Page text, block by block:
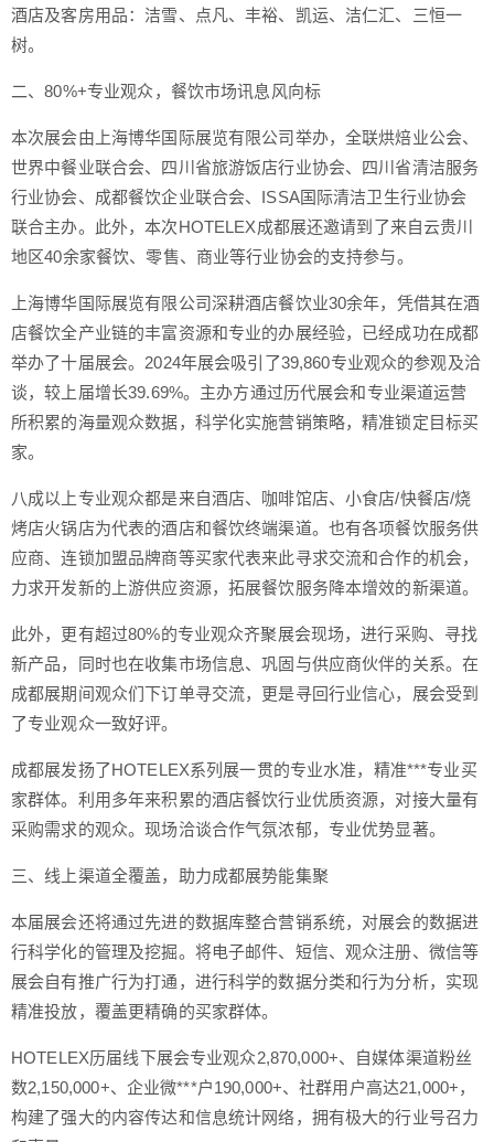
酒店及客房用品：洁雪、点凡、丰裕、凯运、洁仁汇、三恒一
树。
二、80%+专业观众，餐饮市场讯息风向标
本次展会由上海博华国际展览有限公司举办，全联烘焙业公会、
世界中餐业联合会、四川省旅游饭店行业协会、四川省清洁服务
行业协会、成都餐饮企业联合会、ISSA国际清洁卫生行业协会
联合主办。此外，本次HOTELEX成都展还邀请到了来自云贵川
地区40余家餐饮、零售、商业等行业协会的支持参与。
上海博华国际展览有限公司深耕酒店餐饮业30余年，凭借其在酒
店餐饮全产业链的丰富资源和专业的办展经验，已经成功在成都
举办了十届展会。2024年展会吸引了39,860专业观众的参观及洽
谈，较上届增长39.69%。主办方通过历代展会和专业渠道运营
所积累的海量观众数据，科学化实施营销策略，精准锁定目标买
家。
八成以上专业观众都是来自酒店、咖啡馆店、小食店/快餐店/烧
烤店火锅店为代表的酒店和餐饮终端渠道。也有各项餐饮服务供
应商、连锁加盟品牌商等买家代表来此寻求交流和合作的机会，
力求开发新的上游供应资源，拓展餐饮服务降本增效的新渠道。
此外，更有超过80%的专业观众齐聚展会现场，进行采购、寻找
新产品，同时也在收集市场信息、巩固与供应商伙伴的关系。在
成都展期间观众们下订单寻交流，更是寻回行业信心，展会受到
了专业观众一致好评。
成都展发扬了HOTELEX系列展一贯的专业水准，精准***专业买
家群体。利用多年来积累的酒店餐饮行业优质资源，对接大量有
采购需求的观众。现场洽谈合作气氛浓郁，专业优势显著。
三、线上渠道全覆盖，助力成都展势能集聚
本届展会还将通过先进的数据库整合营销系统，对展会的数据进
行科学化的管理及挖掘。将电子邮件、短信、观众注册、微信等
展会自有推广行为打通，进行科学的数据分类和行为分析，实现
精准投放，覆盖更精确的买家群体。
HOTELEX历届线下展会专业观众2,870,000+、自媒体渠道粉丝
数2,150,000+、企业微***户190,000+、社群用户高达21,000+，
构建了强大的内容传达和信息统计网络，拥有极大的行业号召力